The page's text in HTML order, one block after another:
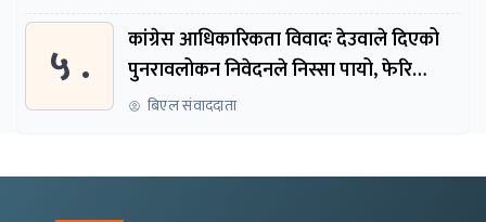
५ .
कांग्रेस आधिकारिकता विवादः देउवाले दिएको
पुनरावलोकन निवेदनले निस्सा पायो, फेरि
सुरुदेखि सुनुवाइ हुने
बिएल संवाददाता